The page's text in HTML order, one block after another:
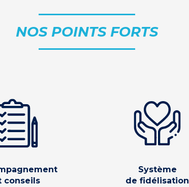
NOS POINTS FORTS
conseils
Système
de fidélisation